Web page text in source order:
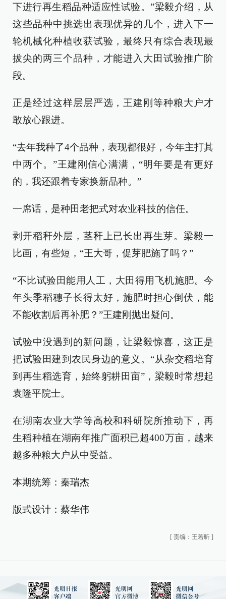
下进行再生稻品种适应性试验。”梁毅介绍，从
这些品种中挑选出表现优异的几个，进入下一
轮机械化种植收获试验，最终只有综合表现最
拔尖的两三个品种，才能进入大田试验推广阶
段。
正是经过这样层层严选，王建刚等种粮大户才
敢放心跟进。
“去年我种了4个品种，表现都很好，今年主打其
中两个。”王建刚信心满满，“明年要是有更好
的，我还跟着专家换新品种。”
一席话，是种田老把式对农业科技的信任。
剥开稻秆外层，茎秆上已长出再生芽。梁毅一
比画，有些短，“王大哥，促芽肥施了吗？”
“不比试验田能用人工，大田得用飞机施肥。今
年头季稻穗子长得太好，施肥时担心倒伏，能
不能收割后再补肥？”王建刚抛出疑问。
试验中没遇到的新问题，让梁毅惊喜，这正是
把试验田建到农民身边的意义。“从杂交稻培育
到再生稻选育，始终躬耕田亩”，梁毅时常想起
袁隆平院士。
在湖南农业大学等高校和科研院所推动下，再
生稻种植在湖南年推广面积已超400万亩，越来
越多种粮大户从中受益。
本期统筹：秦瑞杰
版式设计：蔡华伟
[ 责编：王若昕 ]